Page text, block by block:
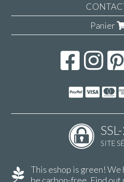
Panier
SITE
This eshop is green!